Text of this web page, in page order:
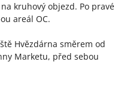
kruhový objezd. Po pravé
areál OC.
Hvězdárna směrem od
Marketu, před sebou